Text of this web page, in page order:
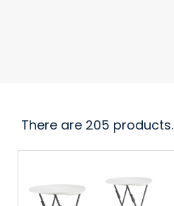
There are 205 products.